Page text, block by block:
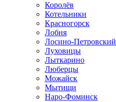
Королёв
Котельники
Красногорск
Лобня
Лосино-Петровский
Луховицы
Лыткарино
Люберцы
Можайск
Мытищи
Наро-Фоминск